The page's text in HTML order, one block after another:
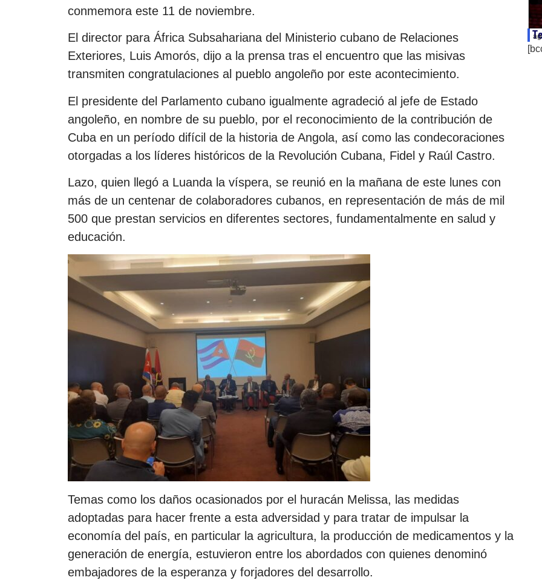
conmemora este 11 de noviembre.
El director para África Subsahariana del Ministerio cubano de Relaciones
Exteriores, Luis Amorós, dijo a la prensa tras el encuentro que las misivas
transmiten congratulaciones al pueblo angoleño por este acontecimiento.
El presidente del Parlamento cubano igualmente agradeció al jefe de Estado
angoleño, en nombre de su pueblo, por el reconocimiento de la contribución de
Cuba en un período difícil de la historia de Angola, así como las condecoraciones
otorgadas a los líderes históricos de la Revolución Cubana, Fidel y Raúl Castro.
Lazo, quien llegó a Luanda la víspera, se reunió en la mañana de este lunes con
más de un centenar de colaboradores cubanos, en representación de más de mil
500 que prestan servicios en diferentes sectores, fundamentalmente en salud y
educación.
Temas como los daños ocasionados por el huracán Melissa, las medidas
adoptadas para hacer frente a esta adversidad y para tratar de impulsar la
economía del país, en particular la agricultura, la producción de medicamentos y la
generación de energía, estuvieron entre los abordados con quienes denominó
embajadores de la esperanza y forjadores del desarrollo.